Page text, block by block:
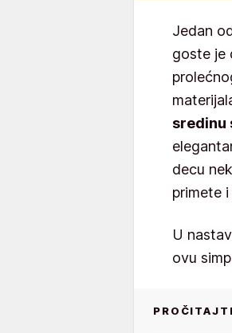
Jedan
goste je
sredinu
decu
primete
U
ovu